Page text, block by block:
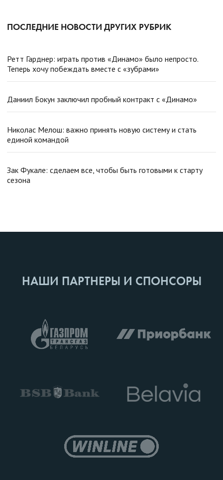
ПОСЛЕДНИЕ НОВОСТИ ДРУГИХ РУБРИК
Ретт Гарднер: играть против «Динамо» было непросто.
Теперь хочу побеждать вместе с «зубрами»
Даниил Бокун заключил пробный контракт с «Динамо»
Николас Мелош: важно принять новую систему и стать
единой командой
Зак Фукале: сделаем все, чтобы быть готовыми к старту
сезона
НАШИ ПАРТНЕРЫ И СПОНСОРЫ